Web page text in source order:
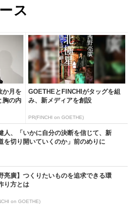
ス
か月を
胸の内
GOETHEとFINCHIがタッグを組
み、新メディアを創設
PR(FINCHI on GOETHE)
人、「いかに自分の決断を信じて、新
を切り開いていくのか」前のめりに
亮廣】つくりたいものを追求できる環
り方とは
on GOETHE)